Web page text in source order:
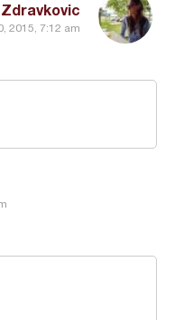
2015, 7:12 am